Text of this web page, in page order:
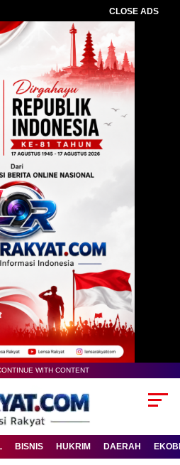
CLOSE ADS
WITH CONTENT
BISNIS HUKRIM DAERAH